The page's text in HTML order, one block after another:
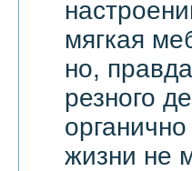
мягкая
но,
резного
жизни не